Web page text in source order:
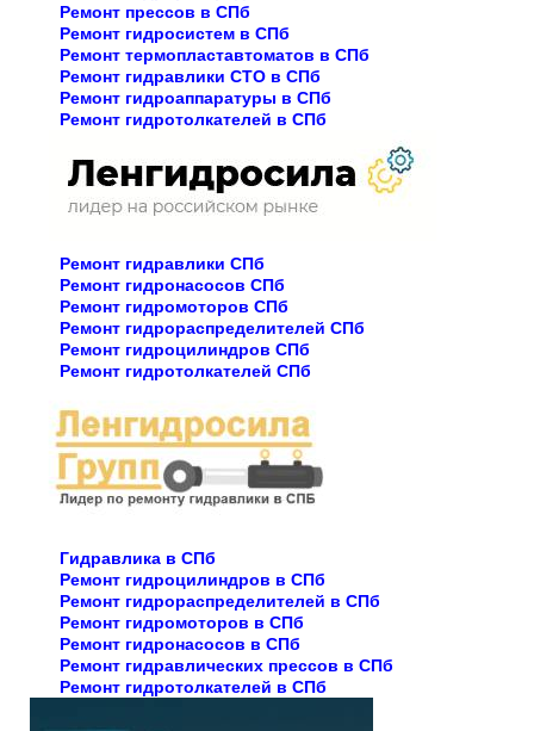
Ремонт прессов в СПб
Ремонт гидросистем в СПб
Ремонт термопластавтоматов в СПб
Ремонт гидравлики СТО в СПб
Ремонт гидроаппаратуры в СПб
Ремонт гидротолкателей в СПб
Ремонт гидравлики СПб
Ремонт гидронасосов СПб
Ремонт гидромоторов СПб
Ремонт гидрораспределителей СПб
Ремонт гидроцилиндров СПб
Ремонт гидротолкателей СПб
Гидравлика в СПб
Ремонт гидроцилиндров в СПб
Ремонт гидрораспределителей в СПб
Ремонт гидромоторов в СПб
Ремонт гидронасосов в СПб
Ремонт гидравлических прессов в СПб
Ремонт гидротолкателей в СПб